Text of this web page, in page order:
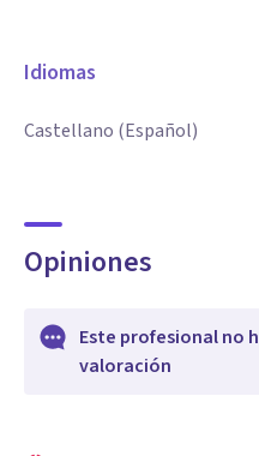
Idiomas
Castellano (Español)
Opiniones
Este profesional no
valoración